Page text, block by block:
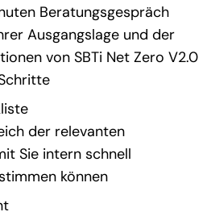
Beratungsgespräch
Ausgangslage und der
von SBTi Net Zero V2.0
der relevanten
Sie intern schnell
können